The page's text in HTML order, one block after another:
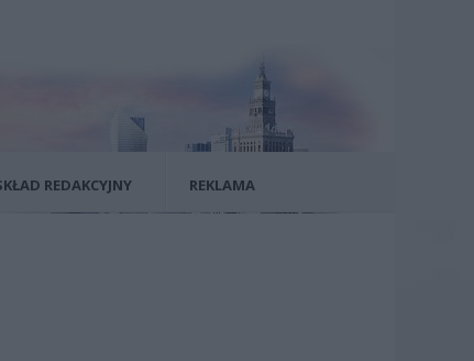
REDAKCYJNY REKLAMA